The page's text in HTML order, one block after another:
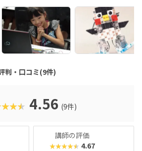
判・口コミ(9件)
4.56 (9件)
講師の評価
★★★★★ 4.67